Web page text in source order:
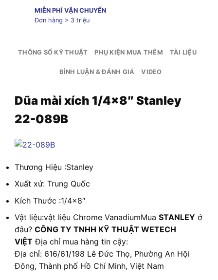
MIỄN PHÍ VẬN CHUYỂN
Đơn hàng > 3 triệu
THÔNG SỐ KỸ THUẬT PHỤ KIỆN MUA THÊM TÀI LIỆU
BÌNH LUẬN & ĐÁNH GIÁ VIDEO
Dũa mài xích 1/4×8″ Stanley
22-089B
Thương Hiệu :Stanley
Xuất xứ: Trung Quốc
Kích Thước :1/4×8″
Vật liệu:vật liệu Chrome VanadiumMua STANLEY ở
đâu? CÔNG TY TNHH KỸ THUẬT WETECH
VIỆT Địa chỉ mua hàng tin cậy:
Địa chỉ: 616/61/198 Lê Đức Thọ, Phường An Hội
Đông, Thành phố Hồ Chí Minh, Việt Nam